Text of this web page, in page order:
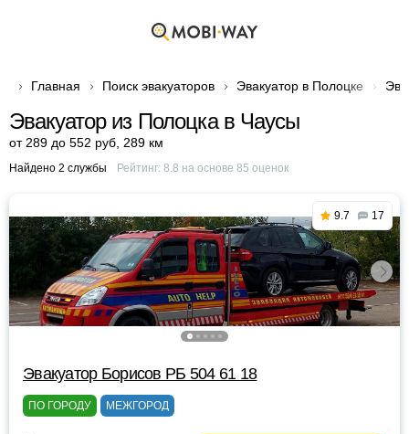
Главная Поиск эвакуаторов Эвакуатор в Полоцке
Эвакуатор из Полоцка в Чаусы
от 289 до 552 руб 289 км
Найдено 2 службы Рейтинг: 8.8 на основе 85 оценок
9.7 17
Эвакуатор Борисов РБ 504 61 18
ПО ГОРОДУ МЕЖГОРОД